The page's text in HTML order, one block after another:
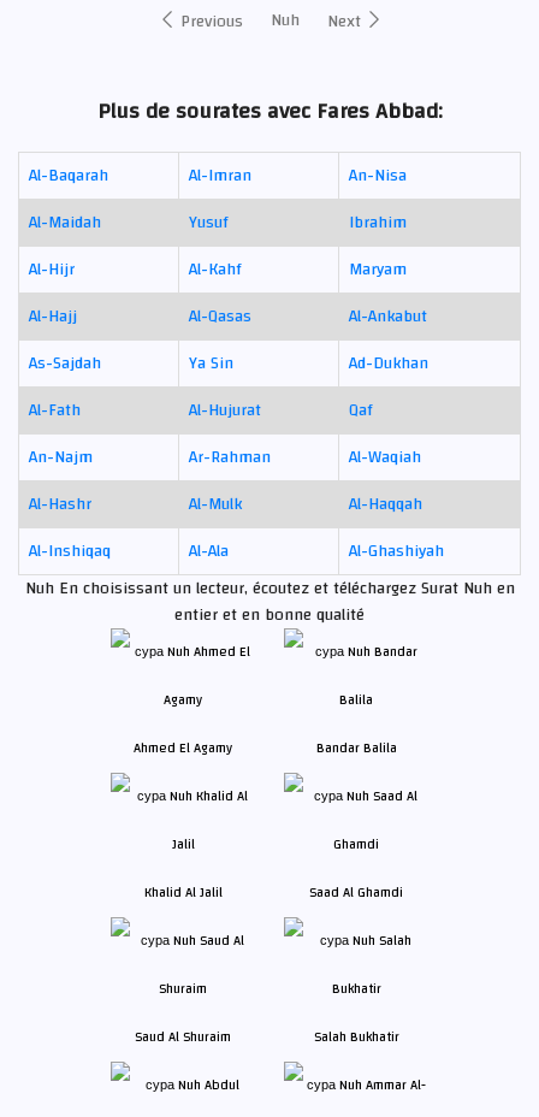
Previous Nuh Next
Plus de sourates avec Fares Abbad:
Al-Baqarah Al-Imran
An-Nisa
Al-Maidah
Yusuf
Ibrahim
Al-Hijr
Al-Kahf
Maryam
Al-Hajj
Al-Qasas
Al-Ankabut
As-Sajdah
Ya Sin
Ad-Dukhan
Al-Fath
Al-Hujurat
Qaf
An-Najm
Ar-Rahman
Al-Waqiah
Al-Hashr
Al-Mulk
Al-Haqqah
Al-Inshiqaq
Al-Ala
Al-Ghashiyah
Nuh En choisissant un lecteur, écoutez et téléchargez Surat Nuh en
entier et en bonne qualité
Ahmed El Agamy Bandar Balila
Khalid Al Jalil Saad Al Ghamdi
Saud Al Shuraim Salah Bukhatir